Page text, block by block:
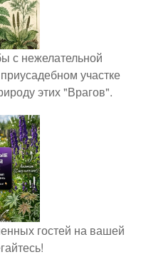
с нежелательной
участке
этих "Врагов".
гостей на вашей